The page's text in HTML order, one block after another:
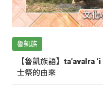
魯凱族
【魯凱族語】ta‘avalra
士祭的由來